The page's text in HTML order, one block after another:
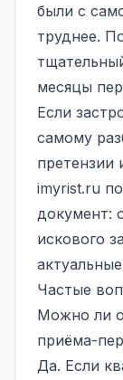
были с
труднее.
месяцы
Если
самому
imyrist.ru
документ:
искового
Частые
Можно ли
приёма-
Да. Если